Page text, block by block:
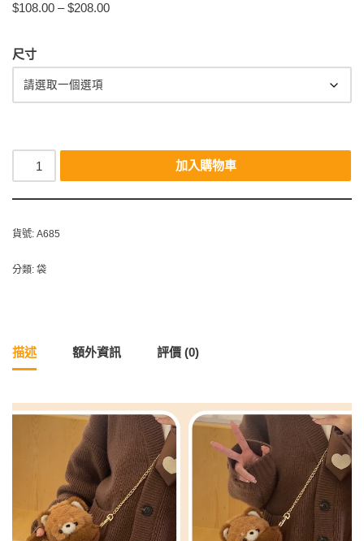
$108.00 – $208.00
尺寸
加入購物車
貨號: A685
分類: 袋
描述 額外資訊 評價 (0)